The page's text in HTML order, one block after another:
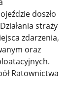
doszło
straży
zdarzenia,
oraz
Ratownictwa